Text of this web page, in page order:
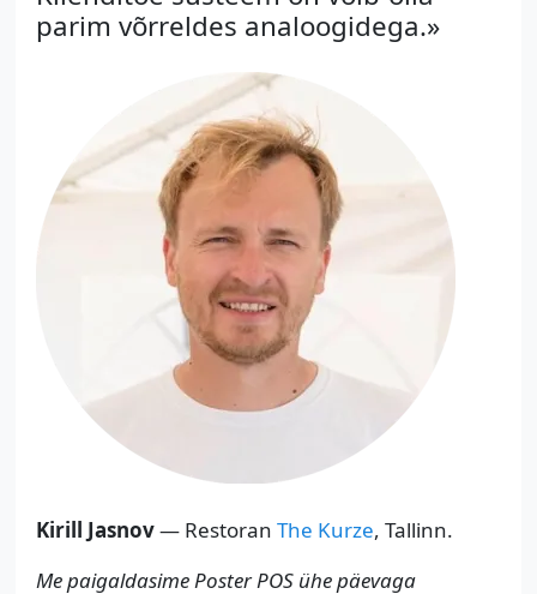
parim võrreldes analoogidega.»
Kirill Jasnov— Restoran The Kurze, Tallinn.
Me paigaldasime Poster POS ühe päevaga